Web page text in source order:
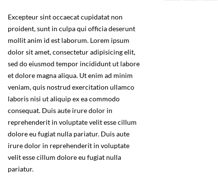
Excepteur sint occaecat cupidatat non
proident, sunt in culpa qui officia deserunt
mollit anim id est laborum. Lorem ipsum
dolor sit amet, consectetur adipisicing elit,
sed do eiusmod tempor incididunt ut labore
et dolore magna aliqua. Ut enim ad minim
veniam, quis nostrud exercitation ullamco
laboris nisi ut aliquip ex ea commodo
consequat. Duis aute irure dolor in
reprehenderit in voluptate velit esse cillum
dolore eu fugiat nulla pariatur. Duis aute
irure dolor in reprehenderit in voluptate
velit esse cillum dolore eu fugiat nulla
pariatur.